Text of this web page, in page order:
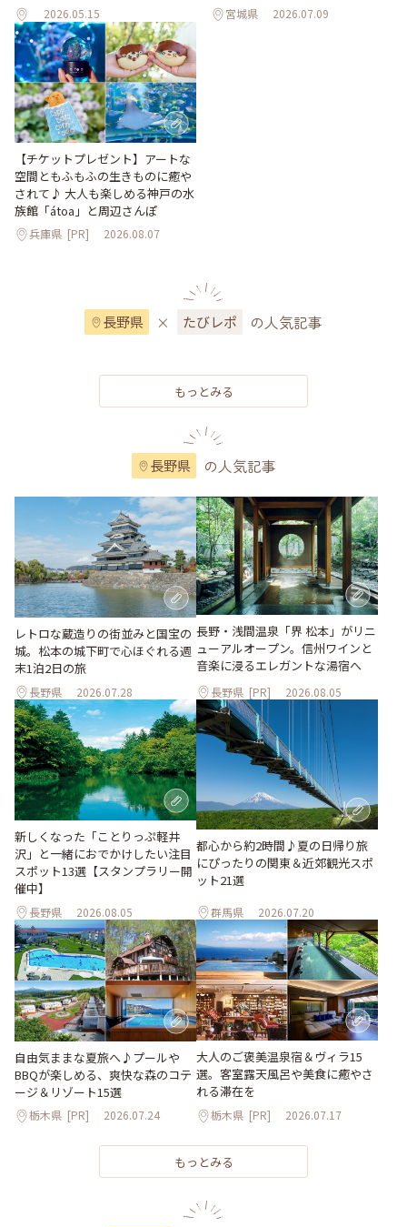
2026.05.15 宮城県 2026.07.09
【チケットプレゼント】アートな
空間ともふもふの生きものに癒や
されて♪ 大人も楽しめる神戸の水
族館「átoa」と周辺さんぽ
兵庫県 [PR] 2026.08.07
長野県 × たびレポ の人気記事
もっとみる
長野県 の人気記事
レトロな蔵造りの街並みと国宝の
城。松本の城下町で心ほぐれる週
末1泊2日の旅
長野県 2026.07.28
長野・浅間温泉「界 松本」がリニ
ューアルオープン。信州ワインと
音楽に浸るエレガントな湯宿へ
長野県 [PR] 2026.08.05
新しくなった「ことりっぷ軽井
沢」と一緒におでかけしたい注目
スポット13選【スタンプラリー開
催中】
長野県 2026.08.05
都心から約2時間♪夏の日帰り旅
にぴったりの関東＆近郊観光スポ
ット21選
群馬県 2026.07.20
自由気ままな夏旅へ♪プールや
BBQが楽しめる、爽快な森のコテ
ージ＆リゾート15選
栃木県 [PR] 2026.07.24
大人のご褒美温泉宿＆ヴィラ15
選。客室露天風呂や美食に癒やさ
れる滞在を
栃木県 [PR] 2026.07.17
もっとみる